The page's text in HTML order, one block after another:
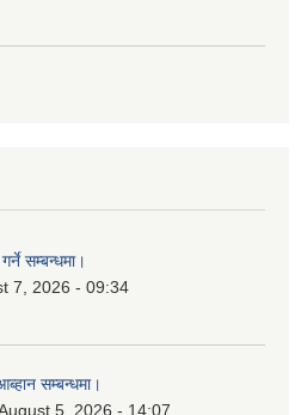
सम्बन्धमा।
7, 2026 - 09:34
सम्बन्धमा।
5, 2026 - 14:07